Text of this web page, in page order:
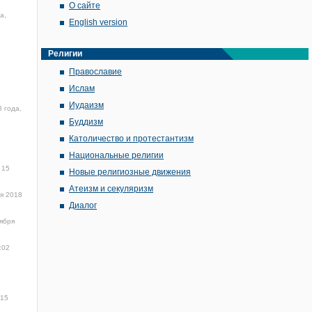
года,
15
2018
15
О сайте
English version
Религии
Православие
Ислам
Иудаизм
Буддизм
Католичество и протестантизм
Национальные религии
Новые религиозные движения
Атеизм и секуляризм
Диалог